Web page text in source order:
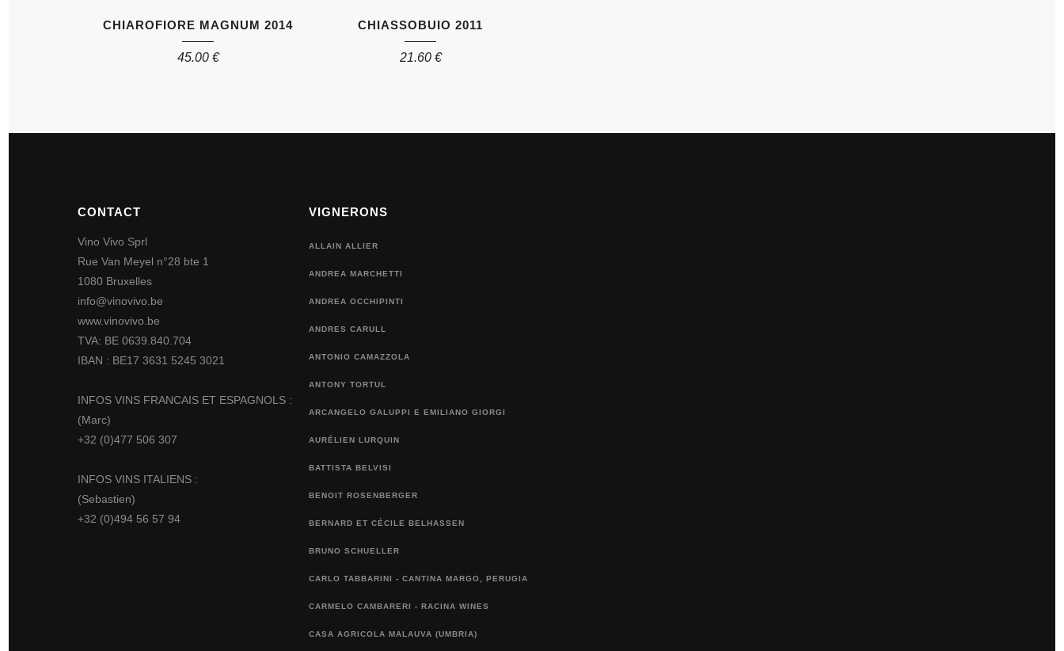
CHIAROFIORE MAGNUM 2014
45.00 €
CHIASSOBUIO 2011
21.60 €
CONTACT
Vino Vivo Sprl
Rue Van Meyel n°28 bte 1
1080 Bruxelles
info@vinovivo.be
www.vinovivo.be
TVA: BE 0639.840.704
IBAN : BE17 3631 5245 3021
INFOS VINS FRANCAIS ET ESPAGNOLS :
(Marc)
+32 (0)477 506 307
INFOS VINS ITALIENS :
(Sebastien)
+32 (0)494 56 57 94
VIGNERONS
ALLAIN ALLIER
ANDREA MARCHETTI
ANDREA OCCHIPINTI
ANDRES CARULL
ANTONIO CAMAZZOLA
ANTONY TORTUL
ARCANGELO GALUPPI E EMILIANO GIORGI
AURÉLIEN LURQUIN
BATTISTA BELVISI
BENOIT ROSENBERGER
BERNARD ET CÉCILE BELHASSEN
BRUNO SCHUELLER
CARLO TABBARINI - CANTINA MARGO, PERUGIA
CARMELO CAMBARERI - RACINA WINES
CASA AGRICOLA MALAUVA (UMBRIA)